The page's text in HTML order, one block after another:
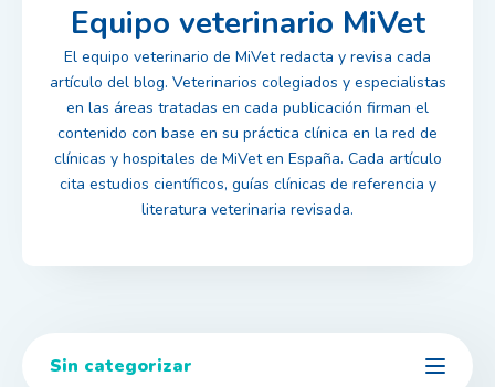
Equipo veterinario MiVet
El equipo veterinario de MiVet redacta y revisa cada
artículo del blog. Veterinarios colegiados y especialistas
en las áreas tratadas en cada publicación firman el
contenido con base en su práctica clínica en la red de
clínicas y hospitales de MiVet en España. Cada artículo
cita estudios científicos, guías clínicas de referencia y
literatura veterinaria revisada.
Sin categorizar